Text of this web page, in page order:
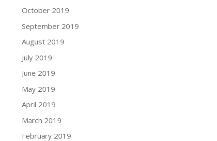
October 2019
September 2019
August 2019
July 2019
June 2019
May 2019
April 2019
March 2019
February 2019